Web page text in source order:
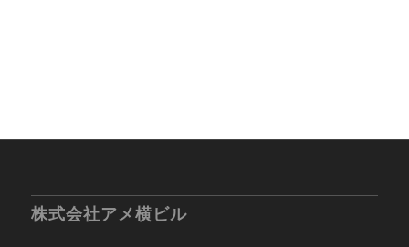
株式会社アメ横ビル